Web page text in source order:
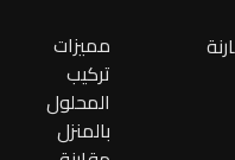
مميزات
تركيب
المحلول
بالمنزل